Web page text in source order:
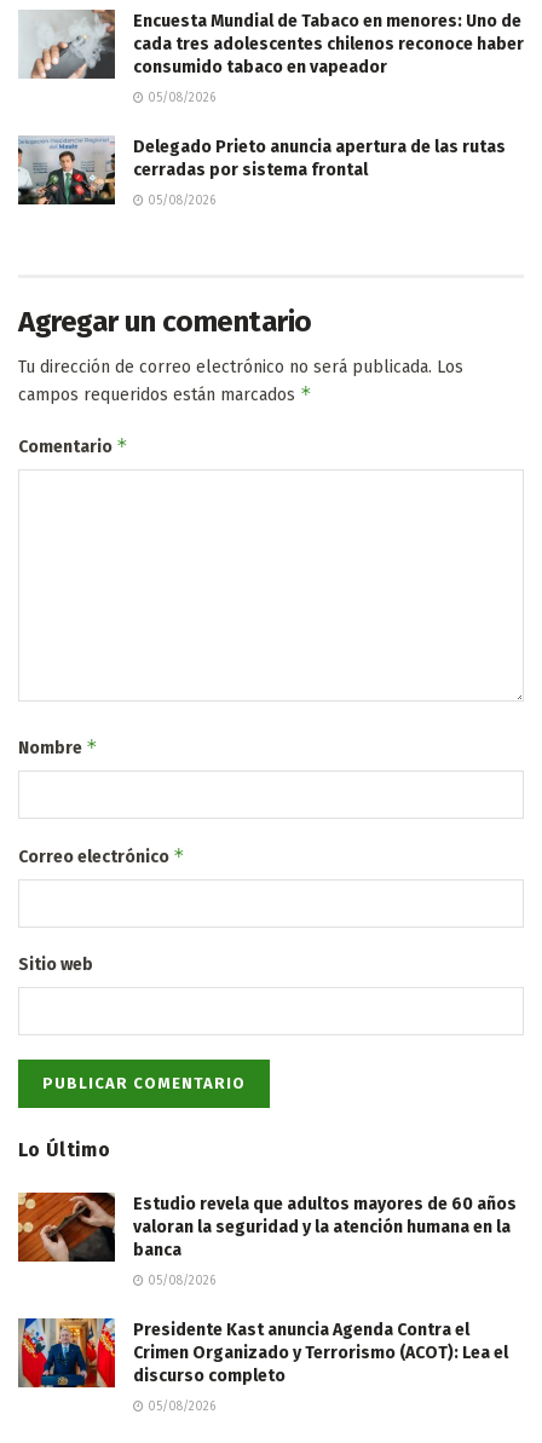
Encuesta Mundial de Tabaco en menores: Uno de
cada tres adolescentes chilenos reconoce haber
consumido tabaco en vapeador
05/08/2026
Delegado Prieto anuncia apertura de las rutas
cerradas por sistema frontal
05/08/2026
Agregar un comentario
Tu dirección de correo electrónico no será publicada. Los
campos requeridos están marcados *
Comentario *
Nombre *
Correo electrónico *
Sitio web
Lo Último
Estudio revela que adultos mayores de 60 años
valoran la seguridad y la atención humana en la
banca
05/08/2026
Presidente Kast anuncia Agenda Contra el
Crimen Organizado y Terrorismo (ACOT): Lea el
discurso completo
05/08/2026